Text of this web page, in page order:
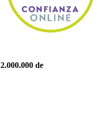
2.000.000 de